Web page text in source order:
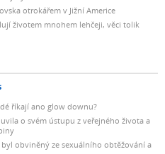
otrokářem v Jižní Americe
životem mnohem lehčeji, věci tolik
říkají ano glow downu?
o svém ústupu z veřejného života a
obviněný ze sexuálního obtěžování a